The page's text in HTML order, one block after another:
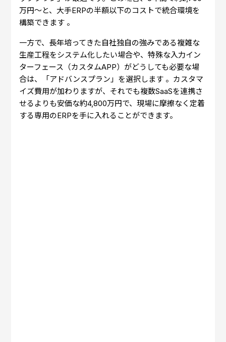
万円〜と、大手ERPの半額以下のコストで統合環境を
構築できます 。
一方で、長年培ってきた自社独自の強みである複雑な
生産工程をシステム化したい場合や、特殊な入力イン
ターフェース（カスタムAPP）がどうしても必要な場
合は、「アドバンスプラン」を選択します 。カスタマ
イズ費用が加わりますが、それでも複数SaaSを連携さ
せるよりも安価な約4,800万円で、現場に摩擦なく定着
する専用のERPを手に入れることができます。